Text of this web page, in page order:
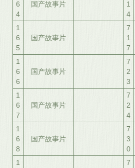
6
4
国产故事片
1
4
1
6
5
国产故事片
7
1
7
1
6
6
国产故事片
7
2
3
1
6
7
国产故事片
7
2
4
1
6
8
国产故事片
7
3
0
1
7